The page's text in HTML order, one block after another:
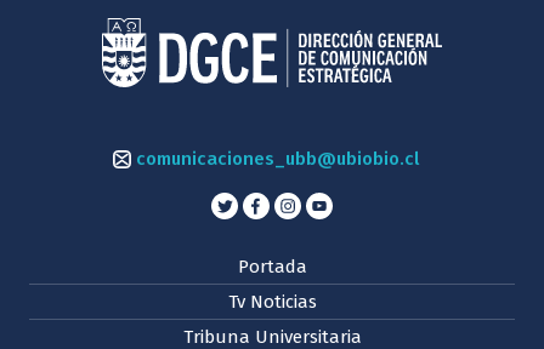
comunicaciones_ubb@ubiobio.cl
Portada
Tv Noticias
Tribuna Universitaria